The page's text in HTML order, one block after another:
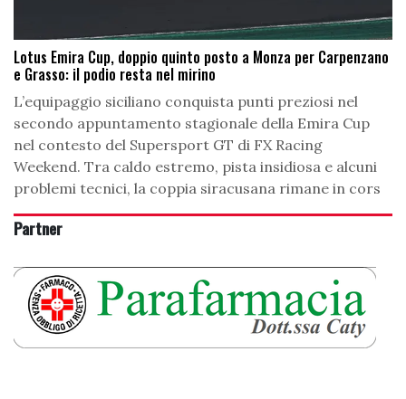
Lotus Emira Cup, doppio quinto posto a Monza per Carpenzano
e Grasso: il podio resta nel mirino
L’equipaggio siciliano conquista punti preziosi nel
secondo appuntamento stagionale della Emira Cup
nel contesto del Supersport GT di FX Racing
Weekend. Tra caldo estremo, pista insidiosa e alcuni
problemi tecnici, la coppia siracusana rimane in cors
Partner